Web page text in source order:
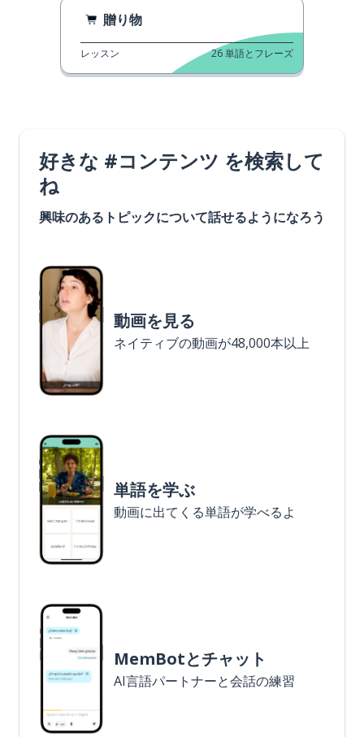
贈り物
レッスン 26単語とフレーズ
好きな #コンテンツ を検索して
ね
興味のあるトピックについて話せるようになろう
動画を見る
ネイティブの動画が48,000本以上
単語を学ぶ
動画に出てくる単語が学べるよ
MemBotとチャット
AI言語パートナーと会話の練習